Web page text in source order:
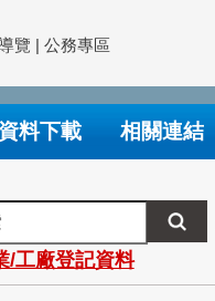
覽 | 公務專區
資料下載 相關連結
/工廠登記資料